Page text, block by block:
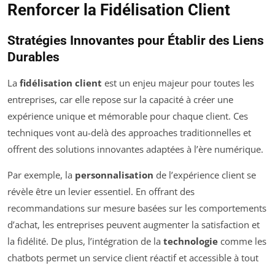
Renforcer la Fidélisation Client
Stratégies Innovantes pour Établir des Liens
Durables
La fidélisation client est un enjeu majeur pour toutes les
entreprises, car elle repose sur la capacité à créer une
expérience unique et mémorable pour chaque client. Ces
techniques vont au-delà des approaches traditionnelles et
offrent des solutions innovantes adaptées à l’ère numérique.
Par exemple, la personnalisation de l’expérience client se
révèle être un levier essentiel. En offrant des
recommandations sur mesure basées sur les comportements
d’achat, les entreprises peuvent augmenter la satisfaction et
la fidélité. De plus, l’intégration de la technologie comme les
chatbots permet un service client réactif et accessible à tout